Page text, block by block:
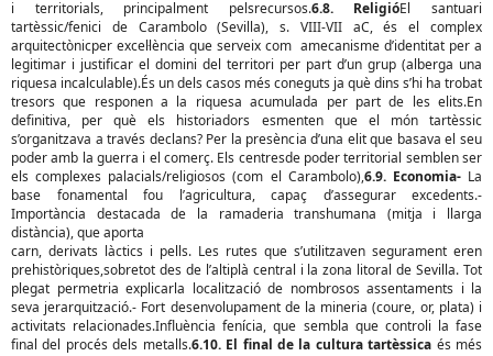
i territorials, principalment pelsrecursos.6.8. ReligióEl santuari
tartèssic/fenici de Carambolo (Sevilla), s. VIII-VII aC, és el complex
arquitectònicper excel·lència que serveix com amecanisme d’identitat per a
legitimar i justificar el domini del territori per part d’un grup (alberga una
riquesa incalculable).És un dels casos més coneguts ja què dins s’hi ha trobat
tresors que responen a la riquesa acumulada per part de les elits.En
definitiva, per què els historiadors esmenten que el món tartèssic
s’organitzava a través declans? Per la presència d’una elit que basava el seu
poder amb la guerra i el comerç. Els centresde poder territorial semblen ser
els complexes palacials/religiosos (com el Carambolo),6.9. Economia- La
base fonamental fou l’agricultura, capaç d’assegurar excedents.-
Importància destacada de la ramaderia transhumana (mitja i llarga
distància), que aporta
carn, derivats làctics i pells. Les rutes que s’utilitzaven segurament eren
prehistòriques,sobretot des de l’altiplà central i la zona litoral de Sevilla. Tot
plegat permetria explicarla localització de nombrosos assentaments i la
seva jerarquització.- Fort desenvolupament de la mineria (coure, or, plata) i
activitats relacionades.Influència fenícia, que sembla que controli la fase
final del procés dels metalls.6.10. El final de la cultura tartèssica és més